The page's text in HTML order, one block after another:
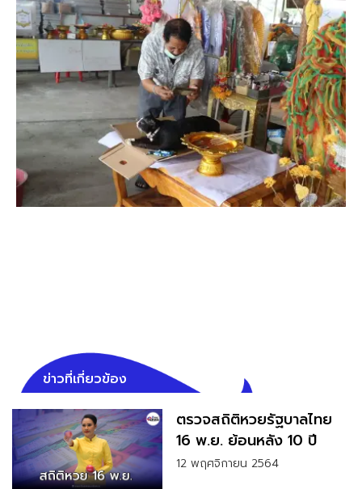
ข่าวที่เกี่ยวข้อง
ตรวจสถิติหวยรัฐบาลไทย
16 พ.ย. ย้อนหลัง 10 ปี
12 พฤศจิกายน 2564